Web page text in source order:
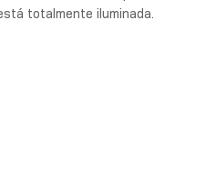
totalmente iluminada.